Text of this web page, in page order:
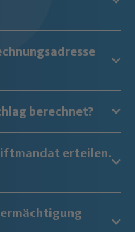
berechnet?
erteilen.